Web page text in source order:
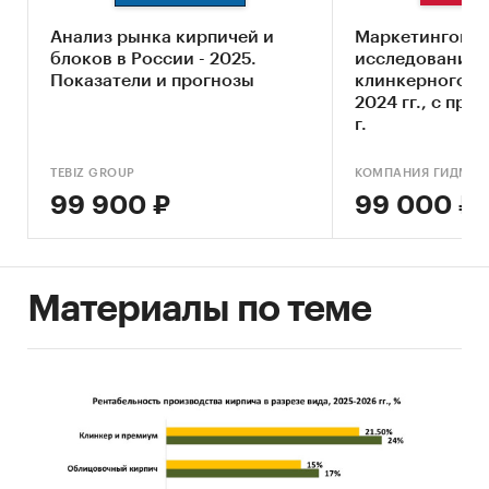
Возможность обновления: в течение 1
рабочего дня.
Категории: Потребительские товары / ... /
Стройматериалы
Строительство и недвижимость
/
Россия / Северо-Западный федеральный округ
Анализ рынка кирпичей и
блоков в России - 2025.
Показатели и прогнозы
TEBIZ GROUP
99 900 ₽
Маркетинговое
исследование
клинкерного в
2024 гг., с
г.
КОМПАНИЯ
99 000 ₽
Материалы по теме